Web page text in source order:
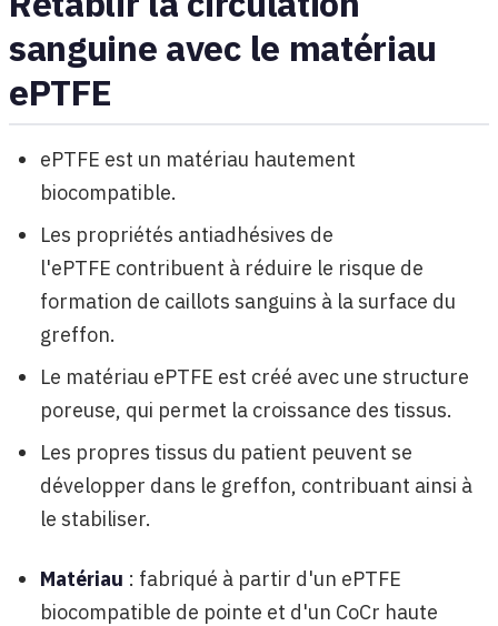
sanguine avec le matériau
ePTFE
ePTFE est un matériau hautement
biocompatible.
Les propriétés antiadhésives de
l'ePTFE contribuent à réduire le risque de
formation de caillots sanguins à la surface du
greffon.
Le matériau ePTFE est créé avec une structure
poreuse, qui permet la croissance des tissus.
Les propres tissus du patient peuvent se
développer dans le greffon, contribuant ainsi à
le stabiliser.
Matériau : fabriqué à partir d'un ePTFE
biocompatible de pointe et d'un CoCr haute